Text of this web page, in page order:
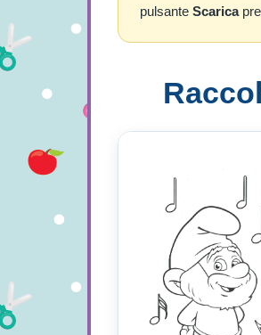
pulsante Scarica